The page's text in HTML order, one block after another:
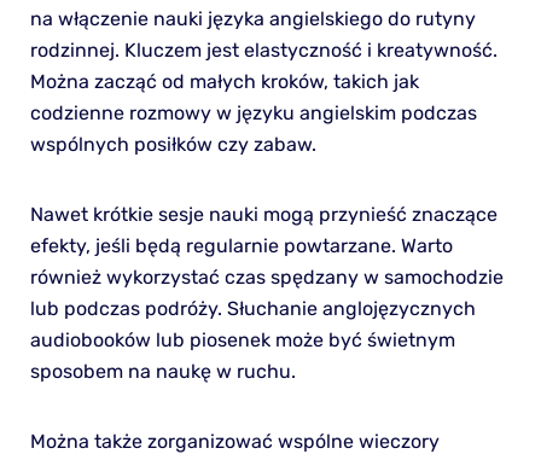
na włączenie nauki języka angielskiego do rutyny
rodzinnej. Kluczem jest elastyczność i kreatywność.
Można zacząć od małych kroków, takich jak
codzienne rozmowy w języku angielskim podczas
wspólnych posiłków czy zabaw.
Nawet krótkie sesje nauki mogą przynieść znaczące
efekty, jeśli będą regularnie powtarzane. Warto
również wykorzystać czas spędzany w samochodzie
lub podczas podróży. Słuchanie anglojęzycznych
audiobooków lub piosenek może być świetnym
sposobem na naukę w ruchu.
Można także zorganizować wspólne wieczory